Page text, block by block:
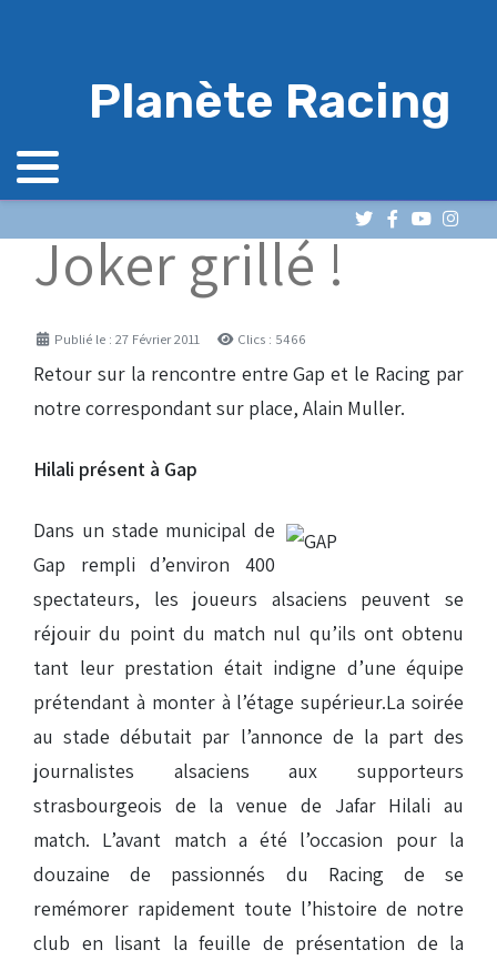
Planète Racing
Joker grillé !
DétailsPublié le : 27 Février 2011 Clics : 5466
Retour sur la rencontre entre Gap et le Racing par
notre correspondant sur place, Alain Muller.
Hilali présent à Gap
Dans un stade municipal de
Gap rempli d’environ 400
spectateurs, les joueurs alsaciens peuvent se
réjouir du point du match nul qu’ils ont obtenu
tant leur prestation était indigne d’une équipe
prétendant à monter à l’étage supérieur.La soirée
au stade débutait par l’annonce de la part des
journalistes alsaciens aux supporteurs
strasbourgeois de la venue de Jafar Hilali au
match. L’avant match a été l’occasion pour la
douzaine de passionnés du Racing de se
remémorer rapidement toute l’histoire de notre
club en lisant la feuille de présentation de la